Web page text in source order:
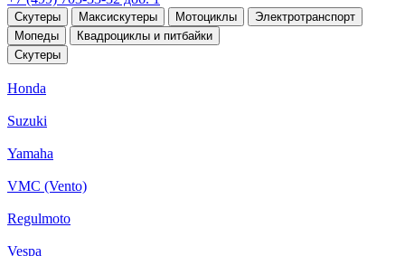
Скутеры Максискутеры Мотоциклы
Электротранспорт
Мопеды
Квадроциклы и питбайки
Скутеры
Honda
Suzuki
Yamaha
VMC (Vento)
Regulmoto
Vespa